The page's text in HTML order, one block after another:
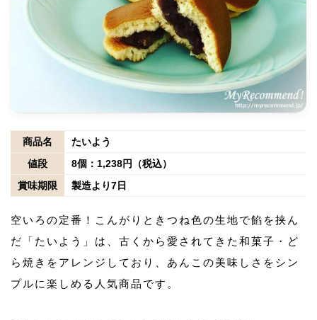
商品名
たいよう
値段
8個：1,238円（税込）
賞味期限
製造より7日
空いろの定番！こんがりときつね色の生地で餡を挟ん
だ「たいよう」は、古くから愛されてきた和菓子・ど
ら焼きをアレンジしており、あんこの美味しさをシン
プルに楽しめる人気商品です。